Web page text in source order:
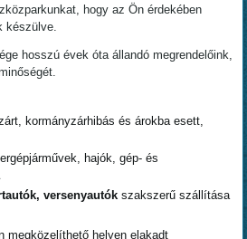
hogy az Ön érdekében
készülve.
hosszú évek óta állandó megrendelőink,
kormányzárhibás és árokba esett,
hajók, gép- és
versenyautókszakszerű szállítása
megközelíthető helyen elakadt